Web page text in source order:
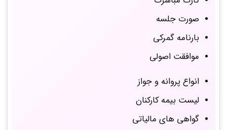
صورت جلسه
بارنامه گمرکی
موافقت اصولی
انواع پروانه و جواز
لیست بیمه کارکنان
گواهی های مالیاتی